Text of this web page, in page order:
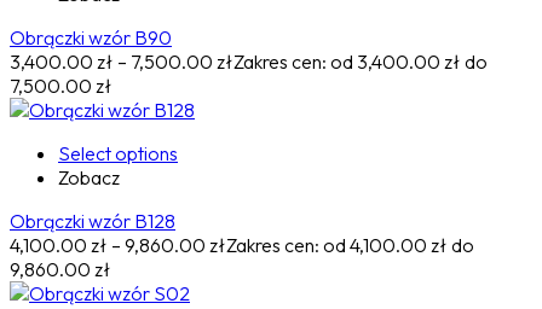
Obrączki wzór B90
3,400.00 zł – 7,500.00 złZakres cen: od 3,400.00 zł do
7,500.00 zł
Select options
Zobacz
Obrączki wzór B128
4,100.00 zł – 9,860.00 złZakres cen: od 4,100.00 zł do
9,860.00 zł